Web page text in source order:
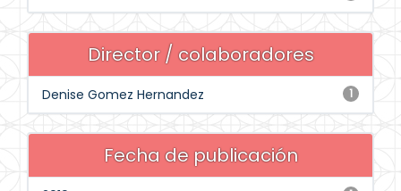
Director / colaboradores
1
Denise Gomez Hernandez
Fecha de publicación